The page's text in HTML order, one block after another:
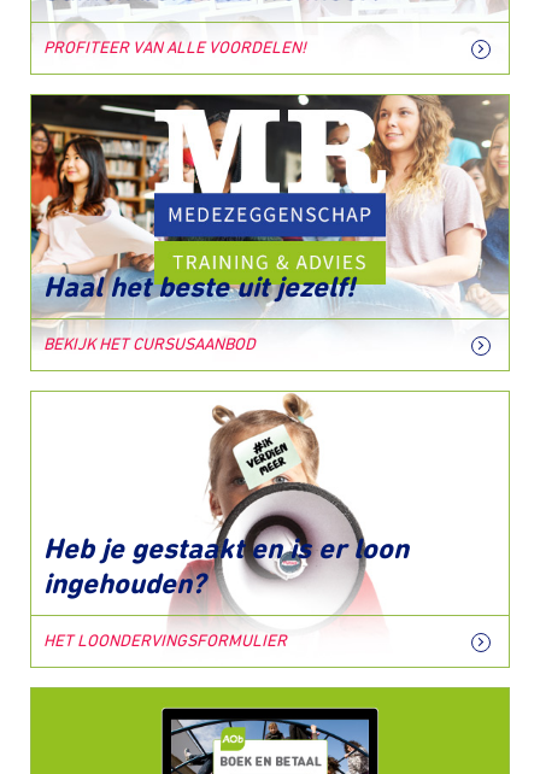
PROFITEER VAN ALLE VOORDELEN!
Haal het beste uit jezelf!
BEKIJK HET CURSUSAANBOD
Heb je gestaakt en is er loon
ingehouden?
HET LOONDERVINGSFORMULIER